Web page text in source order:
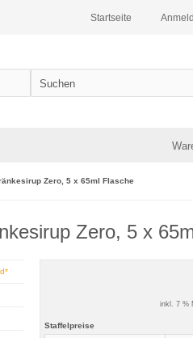
Startseite
Zero, 5 x 65ml Flasche
Zero, 5 x
inkl. 7 %
Staffelpreise